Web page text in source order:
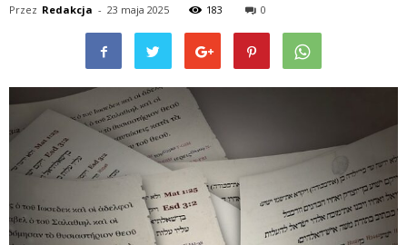
Przez Redakcja - 23 maja 2025 183 0